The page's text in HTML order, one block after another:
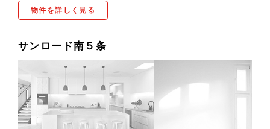
物件を詳しく見る
サンロード南５条